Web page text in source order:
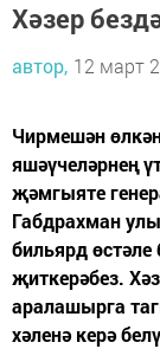
Хәзер
автор, 12 март
Чирмешән
яшәүчеләрнең
җәмгыяте
Габдрахман
бильярд өстәле
җиткерәбез.
аралашырга
хәленә керә